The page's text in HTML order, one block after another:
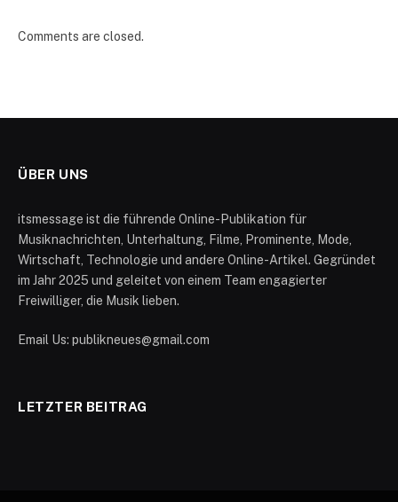
Comments are closed.
ÜBER UNS
itsmessage ist die führende Online-Publikation für
Musiknachrichten, Unterhaltung, Filme, Prominente, Mode,
Wirtschaft, Technologie und andere Online-Artikel. Gegründet
im Jahr 2025 und geleitet von einem Team engagierter
Freiwilliger, die Musik lieben.
Email Us: publikneues@gmail.com
LETZTER BEITRAG